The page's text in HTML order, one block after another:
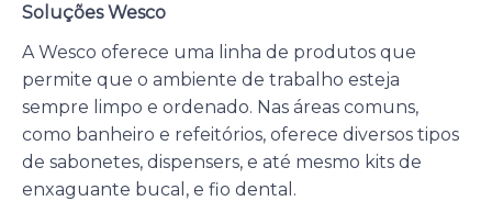
Soluções Wesco
A Wesco oferece uma linha de produtos que
permite que o ambiente de trabalho esteja
sempre limpo e ordenado. Nas áreas comuns,
como banheiro e refeitórios, oferece diversos tipos
de sabonetes, dispensers, e até mesmo kits de
enxaguante bucal, e fio dental.